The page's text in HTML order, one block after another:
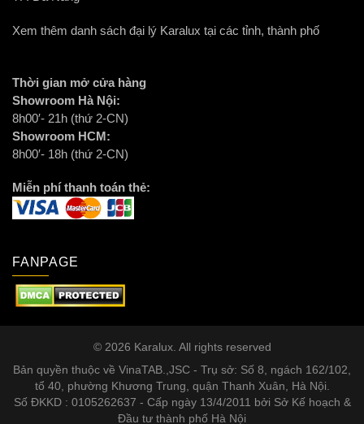
Xem thêm danh sách đại lý Karalux tại các tỉnh, thành phố
Thời gian mở cửa hàng
Showroom Hà Nội:
8h00′- 21h (thứ 2-CN)
Showroom HCM:
8h00′- 18h (thứ 2-CN)
Miễn phí thanh toán thẻ:
FANPAGE
© 2026 Karalux. All rights reserved
Bản quyền thuộc về VinaTAB.,JSC - Trụ sở: Số 8, ngách 162/102,
tổ 40, phường Khương Trung, quận Thanh Xuân, Hà Nội.
Số ĐKKD : 0105262637 - Cấp ngày 13/4/2011 bởi Sở Kế hoạch &
Đầu tư thành phố Hà Nội